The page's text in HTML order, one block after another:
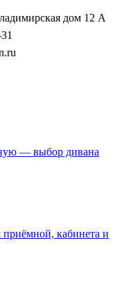
дом 12 А
— выбор дивана
кабинета и